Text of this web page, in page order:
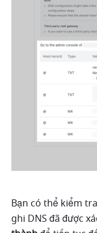
Bạn có thể kiểm
ghi DNS đã được